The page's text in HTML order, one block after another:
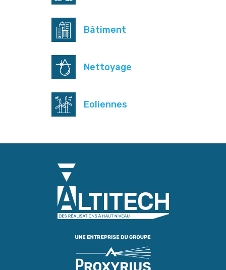
Bâtiment
Nettoyage
Eoliennes